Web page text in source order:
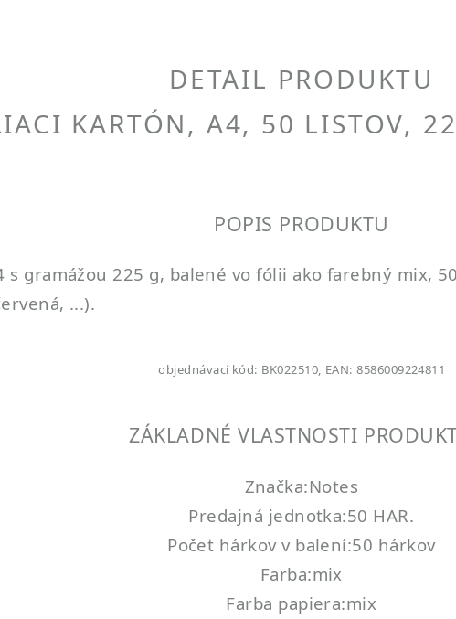
DETAIL PRODUKTU
KARTÓN, A4, 50 LISTOV,
POPIS PRODUKTU
s gramážou 225 g, balené vo fólii ako farebný mix,
...).
objednávací kód: BK022510, EAN: 8586009224811
ZÁKLADNÉ VLASTNOSTI
Značka:Notes
Predajná jednotka:50 HAR.
Počet hárkov v balení:50 hárkov
Farba:mix
Farba papiera:mix